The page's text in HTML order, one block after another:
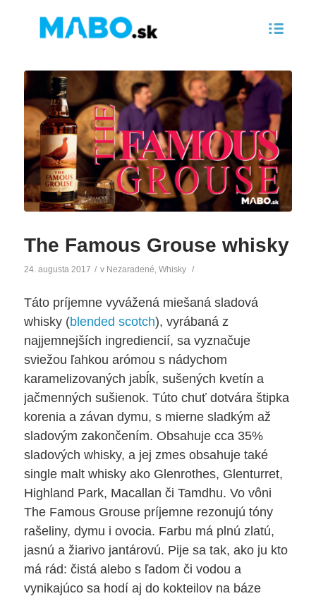
The Famous Grouse whisky
24. augusta 2017 / v Nezaradené Whisky /
Táto príjemne vyvážená miešaná sladová
whisky (blended scotch), vyrábaná z
najjemnejších ingrediencií, sa vyznačuje
sviežou ľahkou arómou s nádychom
karamelizovaných jabĺk, sušených kvetín a
jačmenných sušienok. Túto chuť dotvára štipka
korenia a závan dymu, s mierne sladkým až
sladovým zakončením. Obsahuje cca 35%
sladových whisky, a jej zmes obsahuje také
single malt whisky ako Glenrothes, Glenturret,
Highland Park, Macallan či Tamdhu. Vo vôni
The Famous Grouse príjemne rezonujú tóny
rašeliny, dymu i ovocia. Farbu má plnú zlatú,
jasnú a žiarivo jantárovú. Pije sa tak, ako ju kto
má rád: čistá alebo s ľadom či vodou a
vynikajúco sa hodí aj do kokteilov na báze